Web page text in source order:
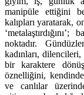
manipüle ettiğini
kalıpları yaratarak,
noktadır.
kadınları, dilencileri,
bir karaktere
öznelliğini,
ve canlılar